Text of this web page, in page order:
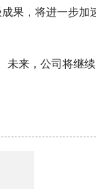
果，将进一步加
未来，公司将继续